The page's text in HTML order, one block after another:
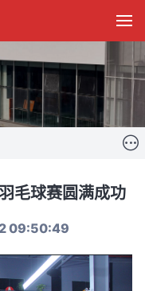
毛球赛圆满成功
09:50:49